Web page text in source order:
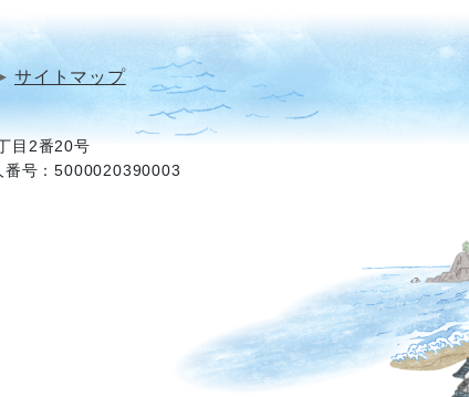
サイトマップ
目2番20号
番号：5000020390003